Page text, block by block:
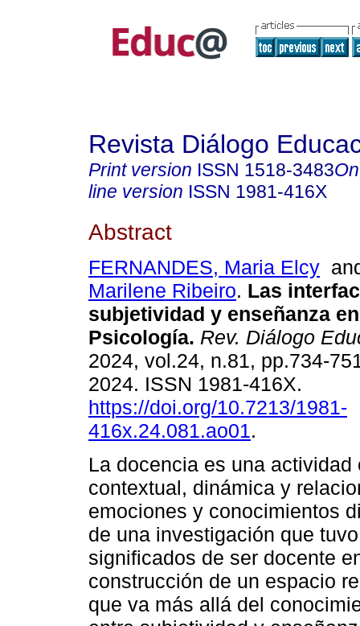
Revista Diálogo
Print version ISSN 1518-3483
line version ISSN 1981-416X
Abstract
FERNANDES, Maria Elcy
Marilene Ribeiro. Las
subjetividad y enseñanza
Psicología. Rev. Diálogo
2024, vol.24, n.81, pp.734-
2024. ISSN 1981-416X.
https://doi.org/10.7213/1981-
416x.24.081.ao01.
La docencia es una actividad
contextual, dinámica y
emociones y conocimientos
de una investigación que
significados de ser docente
construcción de un espacio
que va más allá del